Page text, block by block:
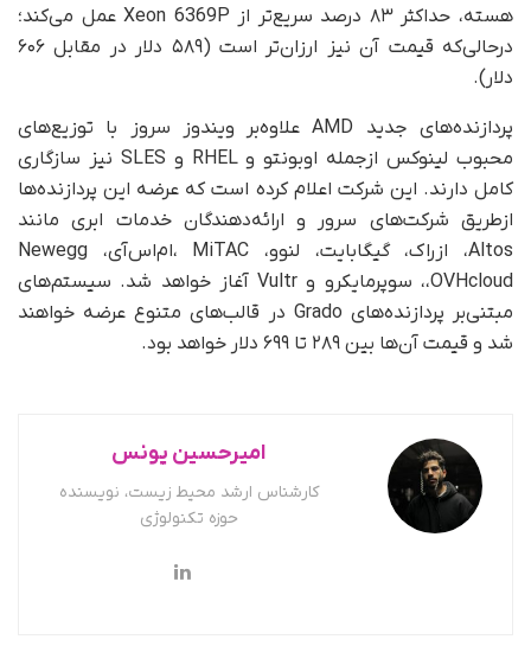
هسته، حداکثر ۸۳ درصد سریع‌تر از Xeon 6369P عمل می‌کند؛
در‌حالی‌که قیمت آن نیز ارزان‌تر است (۵۸۹ دلار در مقابل ۶۰۶
دلار).
پردازنده‌های جدید AMD علاوه‌بر ویندوز سروز با توزیع‌های
محبوب لینوکس ازجمله اوبونتو و RHEL و SLES نیز سازگاری
کامل دارند. این شرکت اعلام کرده است که عرضه این پردازنده‌ها
ازطریق شرکت‌های سرور و ارائه‌دهندگان خدمات ابری مانند
Altos، ازراک، گیگابایت، لنوو، MiTAC ،‌ام‌اس‌آی،‌ Newegg
،‌OVHcloud،‌ سوپرمایکرو و Vultr آغاز خواهد شد. سیستم‌های
مبتنی‌بر پردازنده‌های Grado در قالب‌های متنوع عرضه خواهند
شد و قیمت آن‌ها بین ۲۸۹ تا ۶۹۹ دلار خواهد بود.
امیرحسین یونس
کارشناس ارشد محیط زیست، نویسنده
حوزه تکنولوژی